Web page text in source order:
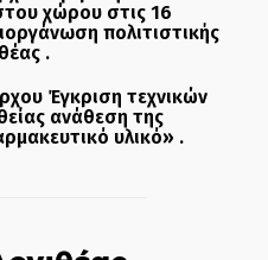
χώρου στις 16
πολιτιστικής
.
Έγκριση τεχνικών
ανάθεση της
υλικό» .